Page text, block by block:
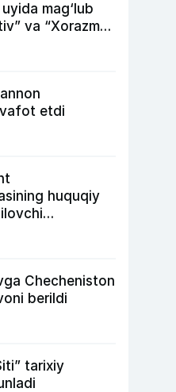
uyida mag‘lub
va “Xorazm”
etdi
huquqiy
qonunni
Checheniston
berildi
tarixiy